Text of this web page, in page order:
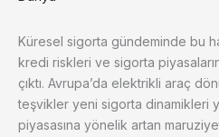
Küresel sigorta gündeminde bu
kredi riskleri ve sigorta
çıktı. Avrupa’da elektrikli araç
teşvikler yeni sigorta dinamikleri
piyasasına yönelik artan